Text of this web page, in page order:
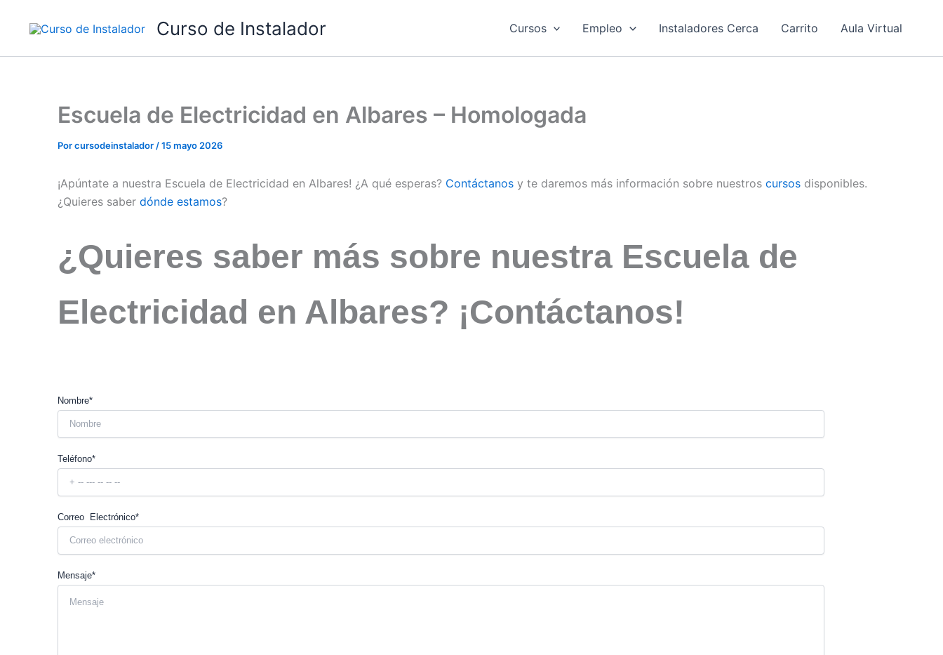
Curso de Instalador Cursos Empleo Instaladores Cerca Carrito Aula Virtual
Escuela de Electricidad en Albares – Homologada
Porcursodeinstalador /15 mayo 2026
¡Apúntate a nuestra Escuela de Electricidad en Albares! ¿A qué esperas? Contáctanos y te daremos más información sobre nuestros cursos disponibles.
¿Quieres saber dónde estamos?
¿Quieres saber más sobre nuestra Escuela de
Electricidad en Albares? ¡Contáctanos!
Nombre*
Teléfono*
Correo Electrónico*
Mensaje*